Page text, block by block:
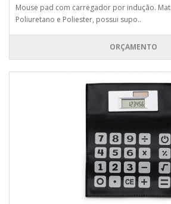
Mouse pad com carregador por indução.
Poliuretano e Poliester, possui supo..
ORÇAMENTO